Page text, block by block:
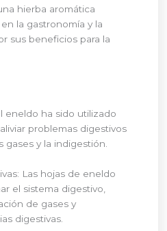
hierba aromática
la gastronomía y la
sus beneficios para la
eneldo ha sido utilizado
problemas digestivos
gases y la indigestión.
Las hojas de eneldo
el sistema digestivo,
de gases y
digestivas.